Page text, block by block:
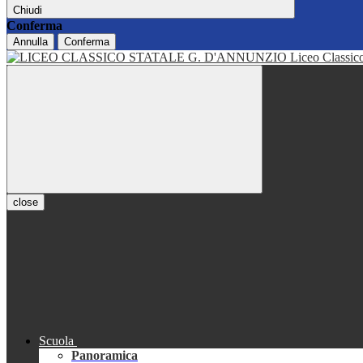
Chiudi
Conferma
Annulla Conferma
Liceo
close
Scuola
Panoramica